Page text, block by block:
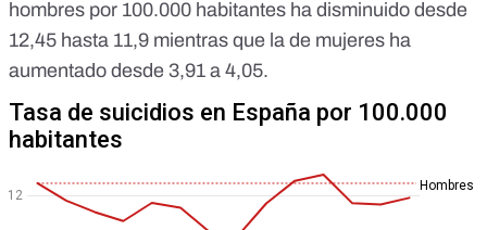
hombres por 100.000 habitantes ha disminuido desde
12,45 hasta 11,9 mientras que la de mujeres ha
aumentado desde 3,91 a 4,05.